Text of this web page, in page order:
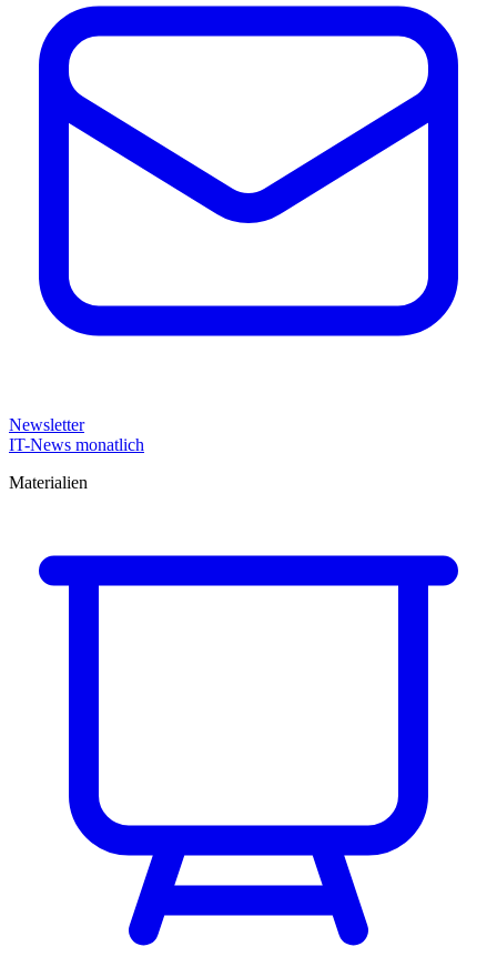
Newsletter
IT-News monatlich
Materialien